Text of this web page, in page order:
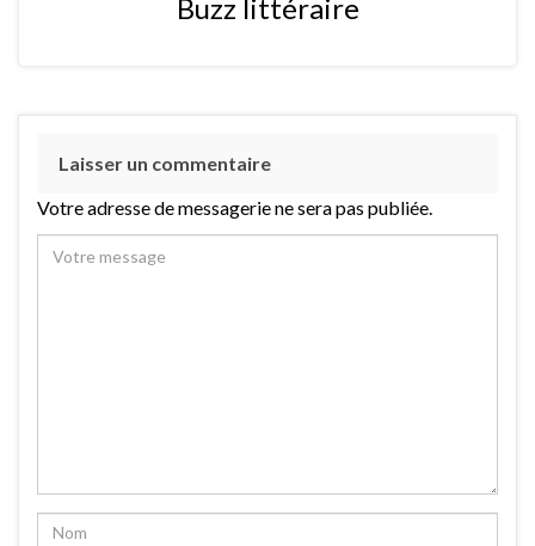
Buzz littéraire
Laisser un commentaire
Votre adresse de messagerie ne sera pas publiée.